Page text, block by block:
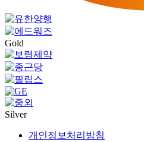
Gold
Silver
개인정보처리방침